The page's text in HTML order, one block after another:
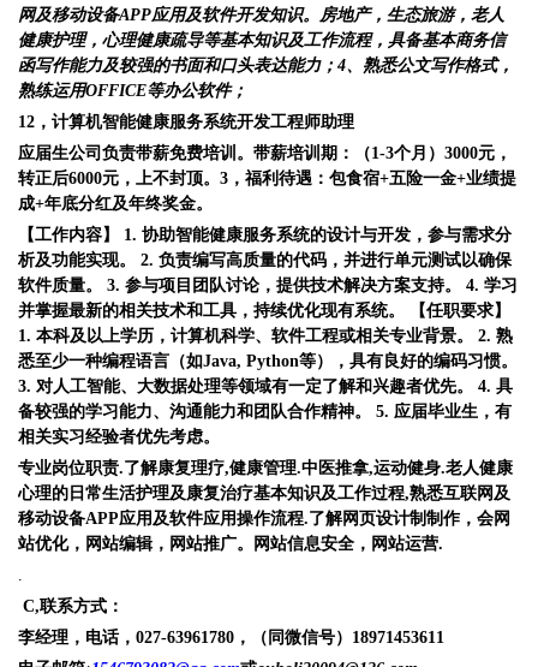
网及移动设备APP应用及软件开发知识。房地产，生态旅游，老人
健康护理，心理健康疏导等基本知识及工作流程，具备基本商务信
函写作能力及较强的书面和口头表达能力；4、熟悉公文写作格式，
熟练运用OFFICE等办公软件；
12，计算机智能健康服务系统开发工程师助理
应届生公司负责带薪免费培训。带薪培训期：（1-3个月）3000元，
转正后6000元，上不封顶。3，福利待遇：包食宿+五险一金+业绩提
成+年底分红及年终奖金。
【工作内容】 1. 协助智能健康服务系统的设计与开发，参与需求分
析及功能实现。 2. 负责编写高质量的代码，并进行单元测试以确保
软件质量。 3. 参与项目团队讨论，提供技术解决方案支持。 4. 学习
并掌握最新的相关技术和工具，持续优化现有系统。 【任职要求】
1. 本科及以上学历，计算机科学、软件工程或相关专业背景。 2. 熟
悉至少一种编程语言（如Java, Python等），具有良好的编码习惯。
3. 对人工智能、大数据处理等领域有一定了解和兴趣者优先。 4. 具
备较强的学习能力、沟通能力和团队合作精神。 5. 应届毕业生，有
相关实习经验者优先考虑。
专业岗位职责.了解康复理疗,健康管理.中医推拿,运动健身.老人健康
心理的日常生活护理及康复治疗基本知识及工作过程,熟悉互联网及
移动设备APP应用及软件应用操作流程.了解网页设计制制作，会网
站优化，网站编辑，网站推广。网站信息安全，网站运营.
.
C,联系方式 ：
李经理，电话，027-63961780 ，（同微信号）18971453611